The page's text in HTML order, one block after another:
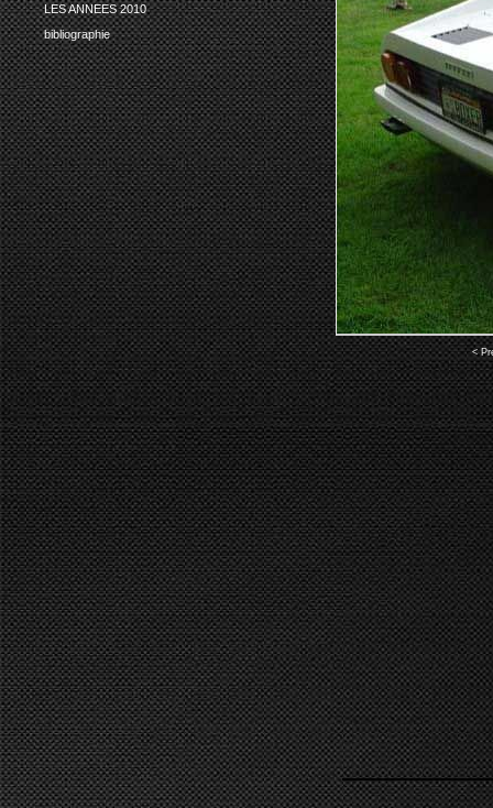
LES ANNEES 2010
bibliographie
<